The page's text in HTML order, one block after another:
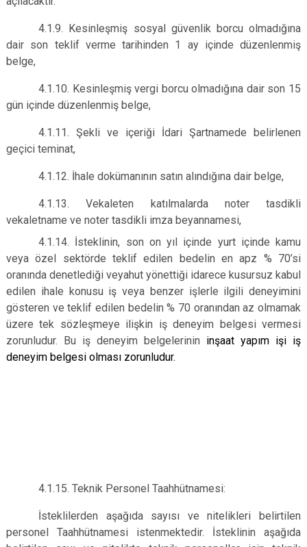
4.1.9. Kesinleşmiş sosyal güvenlik borcu olmadığına
dair son teklif verme tarihinden 1 ay içinde düzenlenmiş
belge,
4.1.10. Kesinleşmiş vergi borcu olmadığına dair son 15
gün içinde düzenlenmiş belge,
4.1.11. Şekli ve içeriği İdari Şartnamede belirlenen
geçici teminat,
4.1.12. İhale dokümanının satın alındığına dair belge,
4.1.13. Vekaleten katılmalarda noter tasdikli
vekaletname ve noter tasdikli imza beyannamesi,
4.1.14. İsteklinin, son on yıl içinde yurt içinde kamu
veya özel sektörde teklif edilen bedelin en apz % 70’si
oranında denetlediği veyahut yönettiği idarece kusursuz kabul
edilen ihale konusu iş veya benzer işlerle ilgili deneyimini
gösteren ve teklif edilen bedelin % 70 oranından az olmamak
üzere tek sözleşmeye ilişkin iş deneyim belgesi vermesi
zorunludur. Bu iş deneyim belgelerinin inşaat yapım işi iş
deneyim belgesi olması zorunludur.
4.1.15. Teknik Personel Taahhütnamesi:
İsteklilerden aşağıda sayısı ve nitelikleri belirtilen
personel Taahhütnamesi istenmektedir. İsteklinin aşağıda